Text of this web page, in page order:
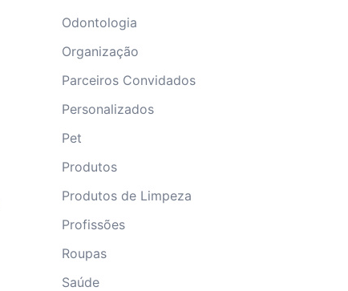
Odontologia
Organização
Parceiros Convidados
Personalizados
Pet
Produtos
Produtos de Limpeza
Profissões
Roupas
Saúde